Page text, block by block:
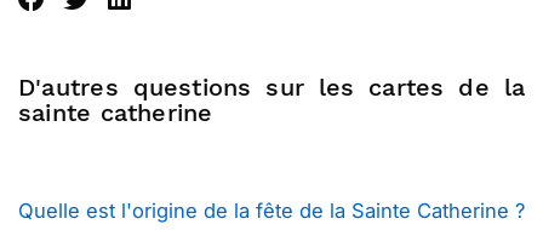
D'autres questions sur les cartes de la
sainte catherine
Quelle est l'origine de la fête de la Sainte Catherine ?